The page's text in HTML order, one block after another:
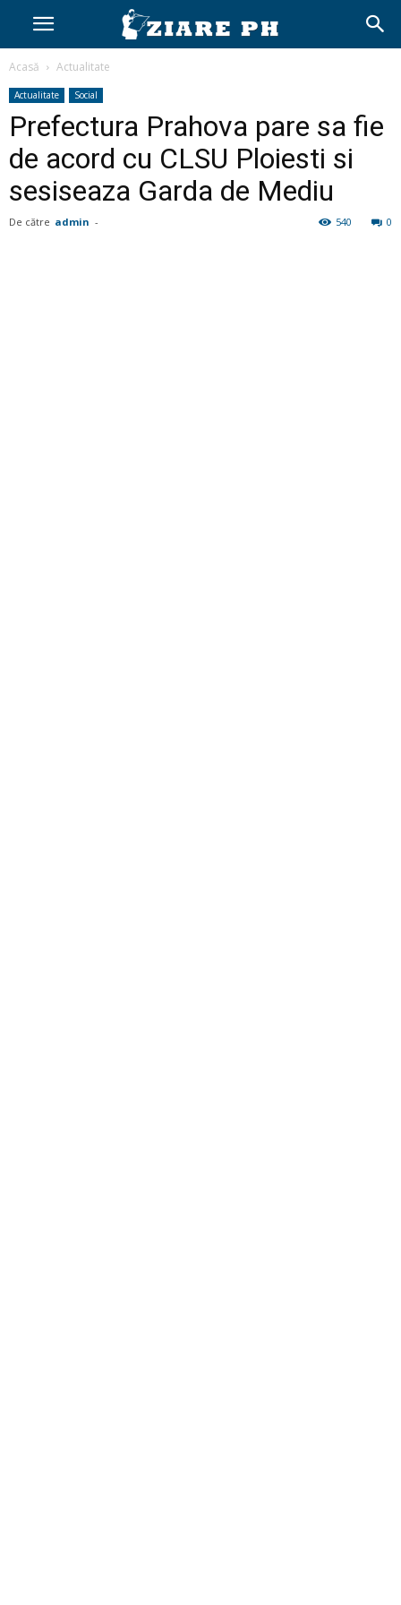
Acasă Actualitate
Actualitate Social
Prefectura Prahova pare sa fie
de acord cu CLSU Ploiesti si
sesiseaza Garda de Mediu
De către admin - 0
540